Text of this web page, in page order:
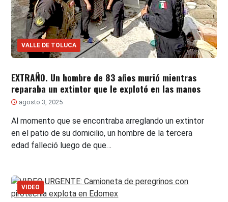
VALLE DE TOLUCA
EXTRAÑO. Un hombre de 83 años murió mientras
reparaba un extintor que le explotó en las manos
agosto 3, 2025
Al momento que se encontraba arreglando un extintor
en el patio de su domicilio, un hombre de la tercera
edad falleció luego de que…
VIDEO